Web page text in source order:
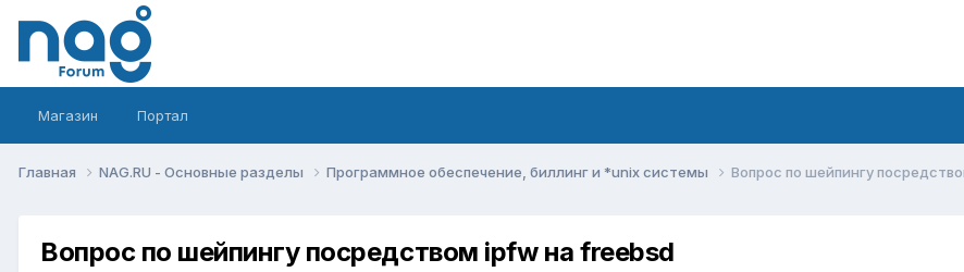
Магазин Портал
Главная NAG.RU - Основные разделы Программное обеспечение, биллинг и *unix системы Вопрос по шейпингу
Вопрос по шейпингу посредством ipfw на freebsd